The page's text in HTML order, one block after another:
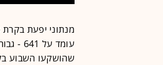
מנתוני יפעת